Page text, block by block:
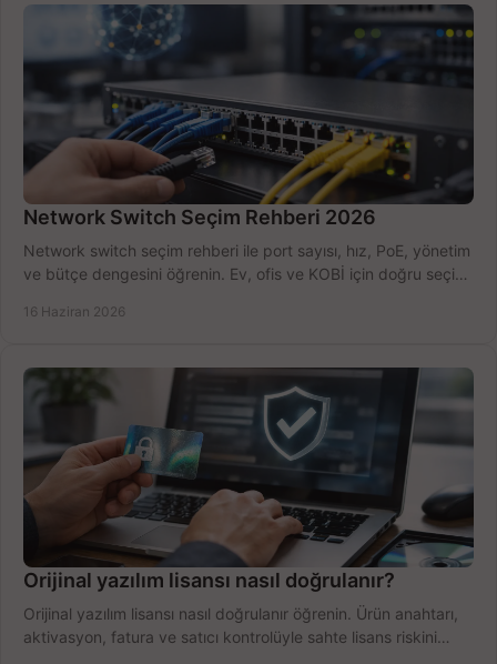
Network Switch Seçim Rehberi 2026
Network switch seçim rehberi ile port sayısı, hız, PoE, yönetim
ve bütçe dengesini öğrenin. Ev, ofis ve KOBİ için doğru seçimi
16 Haziran 2026
Orijinal yazılım lisansı nasıl doğrulanır?
Orijinal yazılım lisansı nasıl doğrulanır öğrenin. Ürün anahtarı,
aktivasyon, fatura ve satıcı kontrolüyle sahte lisans riskini